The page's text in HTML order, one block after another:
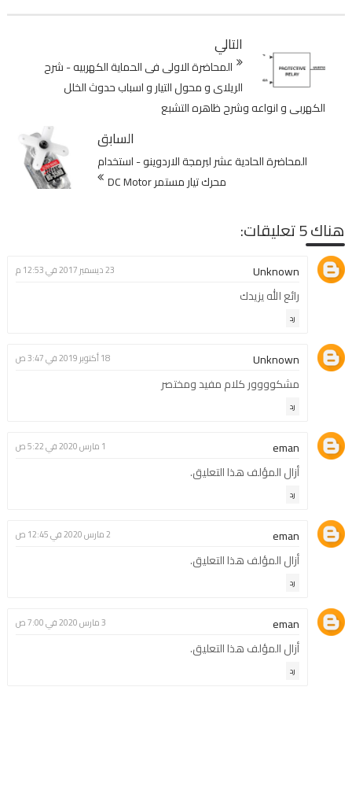
التالي
المحاضرة الاولى فى الحماية الكهربيه - شرح
الريلاى و محول التيار و اسباب حدوث الخلل
الكهربى و انواعه وشرح ظاهره التشبع
السابق
المحاضرة الحادية عشر لبرمجة الاردوينو - استخدام
محرك تيار مستمر DC Motor
هناك 5 تعليقات:
Unknown 23 ديسمبر 2017 في 12:53 م
رائع الله يزيدك
رد
Unknown 18 أكتوبر 2019 في 3:47 ص
مشكوووور كلام مفيد ومختصر
رد
eman 1 مارس 2020 في 5:22 ص
أزال المؤلف هذا التعليق.
رد
eman 2 مارس 2020 في 12:45 ص
أزال المؤلف هذا التعليق.
رد
eman 3 مارس 2020 في 7:00 ص
أزال المؤلف هذا التعليق.
رد